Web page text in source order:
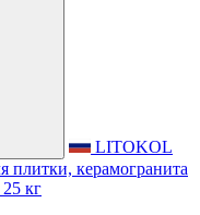
LITOKOL
керамогранита
кг